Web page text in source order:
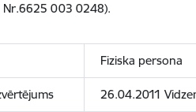
Nr.6625 003 0248).
Fiziska persona
26.04.2011